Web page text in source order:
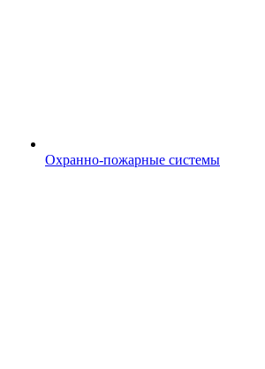
Охранно-пожарные системы